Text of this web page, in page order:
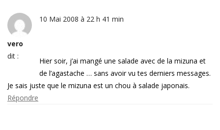
vero
dit :
10 Mai 2008 à 22 h 41 min
Hier soir, j’ai mangé une salade avec de la mizuna et
de l’agastache … sans avoir vu tes derniers messages.
Je sais juste que le mizuna est un chou à salade japonais.
Répondre